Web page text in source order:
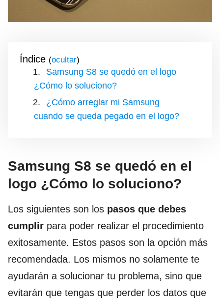
Índice ( )
Samsung S8 se quedó en el logo
¿Cómo lo soluciono?
¿Cómo arreglar mi Samsung
cuando se queda pegado en el logo?
Samsung S8 se quedó en el
logo ¿Cómo lo soluciono?
Los siguientes son los pasos que debes
cumplir para poder realizar el procedimiento
exitosamente. Estos pasos son la opción más
recomendada. Los mismos no solamente te
ayudarán a solucionar tu problema, sino que
evitarán que tengas que perder los datos que